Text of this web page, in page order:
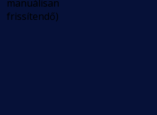
manuálisan
frissítendő)